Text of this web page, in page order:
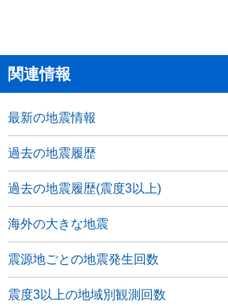
関連情報
最新の地震情報
過去の地震履歴
過去の地震履歴(震度3以上)
海外の大きな地震
震源地ごとの地震発生回数
震度3以上の地域別観測回数